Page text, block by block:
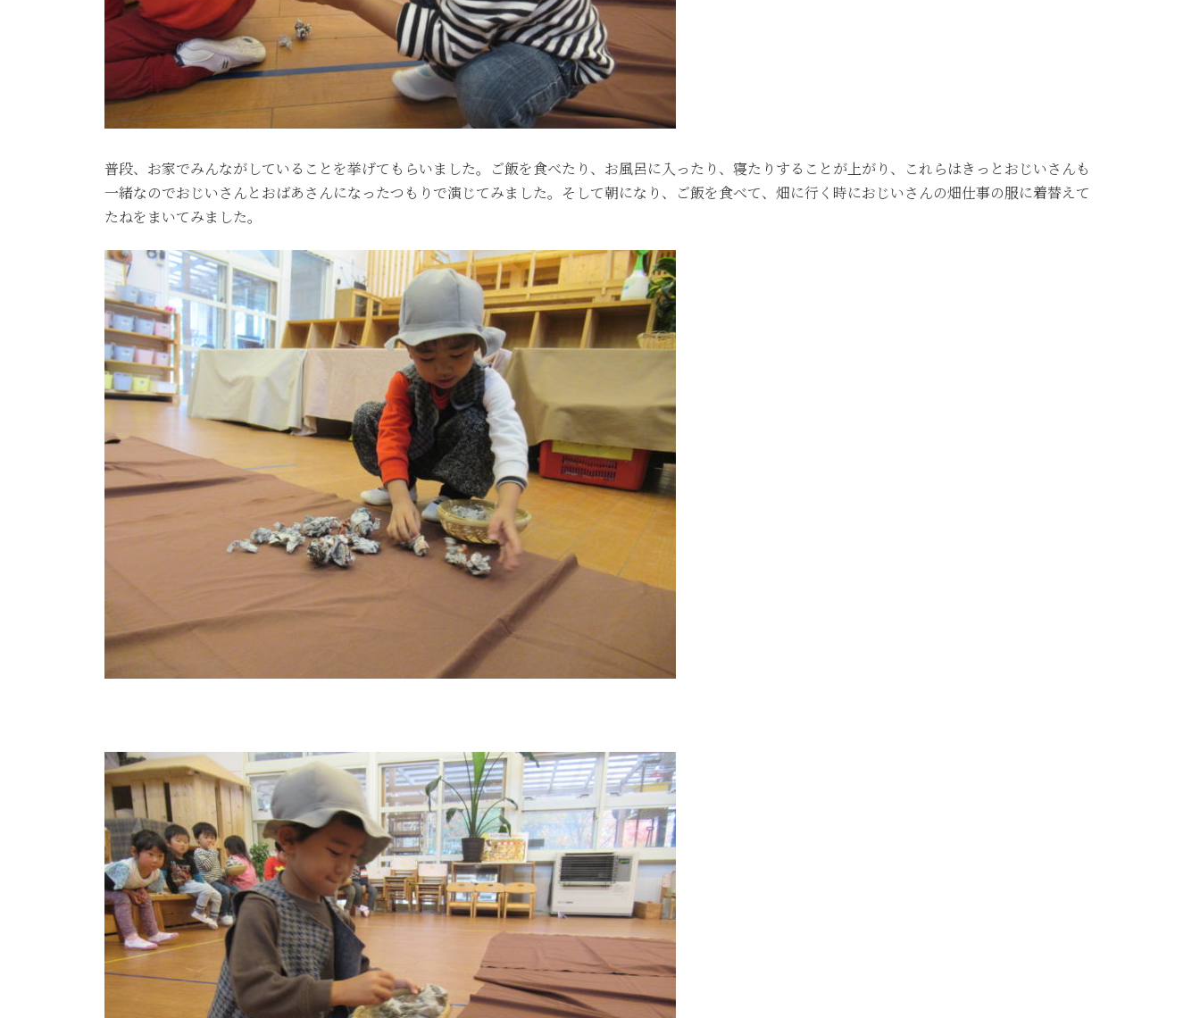
普段、お家でみんながしていることを挙げてもらいました。ご飯を食べたり、お風呂に入ったり、寝たりすることが上がり、これらはきっとおじいさんも
一緒なのでおじいさんとおばあさんになったつもりで演じてみました。そして朝になり、ご飯を食べて、畑に行く時におじいさんの畑仕事の服に着替えて
たねをまいてみました。